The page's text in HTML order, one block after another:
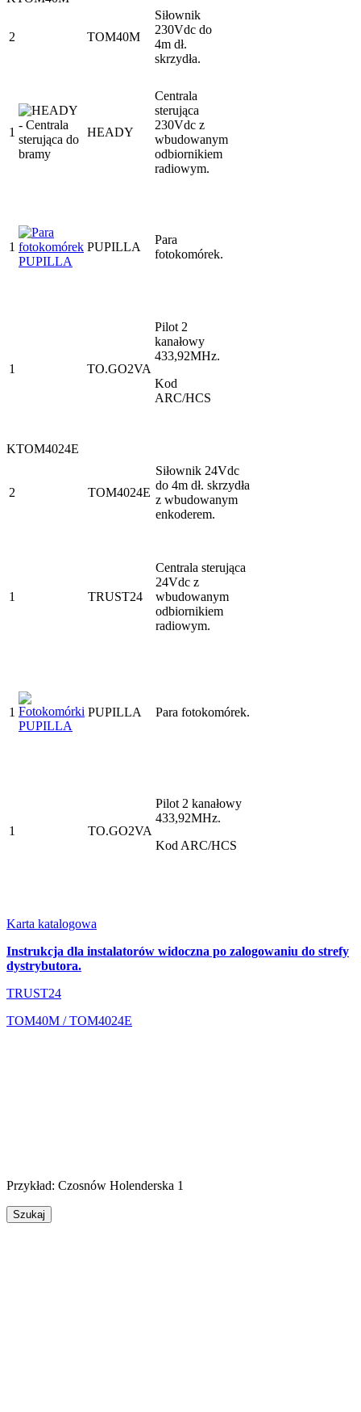
2 TOM40M
Siłownik
230Vdc do
4m dł.
skrzydła.
1 HEADY
Centrala
sterująca
230Vdc z
wbudowanym
odbiornikiem
radiowym.
1 PUPILLA
Para
fotokomórek.
1 TO.GO2VA
Pilot 2
kanałowy
433,92MHz.
Kod
ARC/HCS
KTOM4024E
2 TOM4024E
Siłownik 24Vdc
do 4m dł. skrzydła
z wbudowanym
enkoderem.
1 TRUST24
Centrala sterująca
24Vdc z
wbudowanym
odbiornikiem
radiowym.
1 PUPILLA Para fotokomórek.
1 TO.GO2VA
Pilot 2 kanałowy
433,92MHz.
Kod ARC/HCS
Karta katalogowa
Instrukcja dla instalatorów widoczna po zalogowaniu do strefy
dystrybutora.
TRUST24
TOM40M / TOM4024E
Przykład: Czosnów Holenderska 1